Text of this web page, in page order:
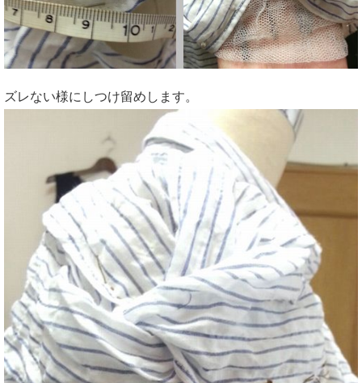
ズレない様にしつけ留めします。